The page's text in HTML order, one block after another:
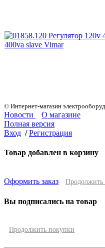
© Интернет-магазин
Новости
О магазине
Полная версия
Вход / Регистрация
Товар добавлен в корзину
Оформить заказ Продолжить
Вы подписались на товар
Продолжить покупки